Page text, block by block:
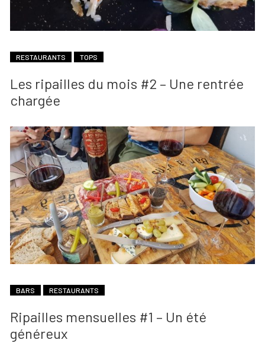
RESTAURANTS TOPS
Les ripailles du mois #2 – Une rentrée
chargée
BARS RESTAURANTS
Ripailles mensuelles #1 – Un été
généreux